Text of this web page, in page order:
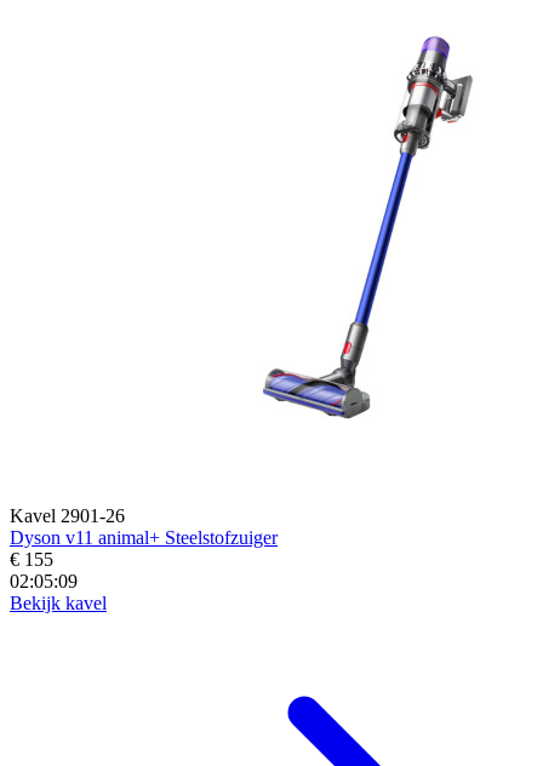
Kavel 2901-26
Dyson v11 animal+ Steelstofzuiger
€ 155
02:05:07
Bekijk kavel